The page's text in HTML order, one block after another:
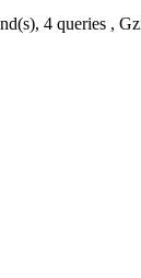
4 queries ,